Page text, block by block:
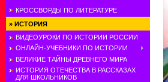
КРОССВОРДЫ ПО ЛИТЕРАТУРЕ
» ИСТОРИЯ
ВИДЕОУРОКИ ПО ИСТОРИИ РОССИИ
ОНЛАЙН-УЧЕБНИКИ ПО ИСТОРИИ
ВЕЛИКИЕ ТАЙНЫ ДРЕВНЕГО МИРА
ИСТОРИЯ ОТЕЧЕСТВА В РАССКАЗАХ
ДЛЯ ШКОЛЬНИКОВ